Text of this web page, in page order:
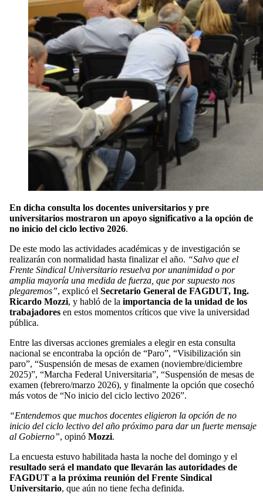
En dicha consulta los docentes universitarios y pre
universitarios mostraron un apoyo significativo a la opción de
no inicio del ciclo lectivo 2026.
De este modo las actividades académicas y de investigación se
realizarán con normalidad hasta finalizar el año. “Salvo que el
Frente Sindical Universitario resuelva por unanimidad o por
amplia mayoría una medida de fuerza, que por supuesto nos
plegaremos”, explicó el Secretario General de FAGDUT, Ing.
Ricardo Mozzi, y habló de la importancia de la unidad de los
trabajadores en estos momentos críticos que vive la universidad
pública.
Entre las diversas acciones gremiales a elegir en esta consulta
nacional se encontraba la opción de “Paro”, “Visibilización sin
paro”, “Suspensión de mesas de examen (noviembre/diciembre
2025)”, “Marcha Federal Universitaria”, “Suspensión de mesas de
examen (febrero/marzo 2026), y finalmente la opción que cosechó
más votos de “No inicio del ciclo lectivo 2026”.
“Entendemos que muchos docentes eligieron la opción de no
inicio del ciclo lectivo del año próximo para dar un fuerte mensaje
al Gobierno”, opinó Mozzi.
La encuesta estuvo habilitada hasta la noche del domingo y el
resultado será el mandato que llevarán las autoridades de
FAGDUT a la próxima reunión del Frente Sindical
Universitario, que aún no tiene fecha definida.